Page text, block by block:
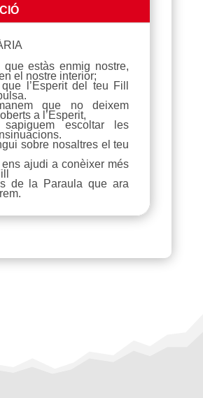
que estàs enmig nostre,
el nostre interior;
l’Esperit del teu Fill
que no deixem
a l’Esperit,
escoltar les
sobre nosaltres el teu
ens ajudi a conèixer més
de la Paraula que ara